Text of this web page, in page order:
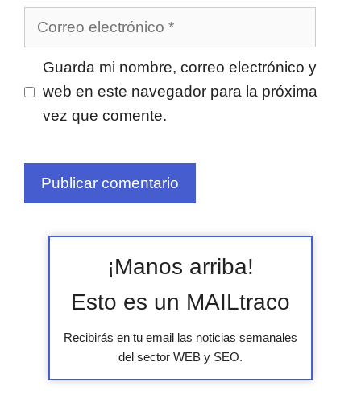
Correo
electrónico
Guarda mi nombre, correo electrónico y
web en este navegador para la próxima
vez que comente.
¡Manos arriba!
Esto es un MAILtraco
Recibirás en tu email las noticias semanales
del sector WEB y SEO.